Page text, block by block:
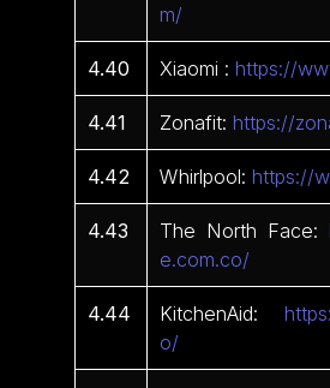
m/
4.40 Xiaomi :https://
4.41 Zonafit:https://
4.42 Whirlpool:https://
4.43 The North Face:
e.com.co/
4.44 KitchenAid:
o/